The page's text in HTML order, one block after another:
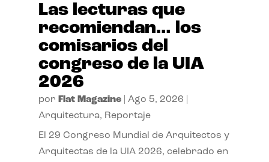
Las lecturas que
recomiendan… los
comisarios del
congreso de la UIA
2026
por Flat Magazine| Ago 5, 2026
Arquitectura, Reportaje
El 29 Congreso Mundial de Arquitectos y
Arquitectas de la UIA 2026, celebrado en